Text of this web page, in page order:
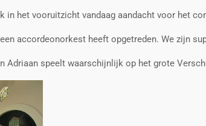
in het vooruitzicht vandaag aandacht voor het
accordeonorkest heeft opgetreden. We zijn
Adriaan speelt waarschijnlijk op het grote